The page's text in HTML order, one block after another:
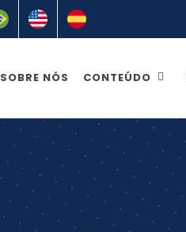
SOBRE NÓS CONTEÚDO